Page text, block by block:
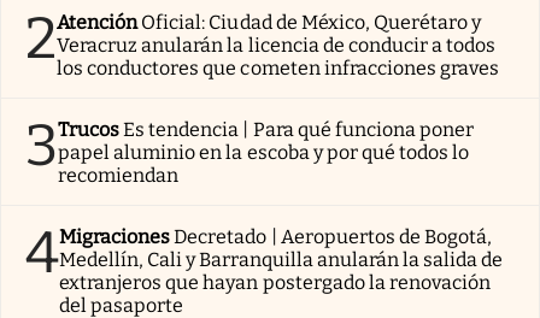
2AtenciónOficial: Ciudad de México, Querétaro y
Veracruz anularán la licencia de conducir a todos
los conductores que cometen infracciones graves
3TrucosEs tendencia | Para qué funciona poner
papel aluminio en la escoba y por qué todos lo
recomiendan
4MigracionesDecretado | Aeropuertos de Bogotá,
Medellín, Cali y Barranquilla anularán la salida de
extranjeros que hayan postergado la renovación
del pasaporte